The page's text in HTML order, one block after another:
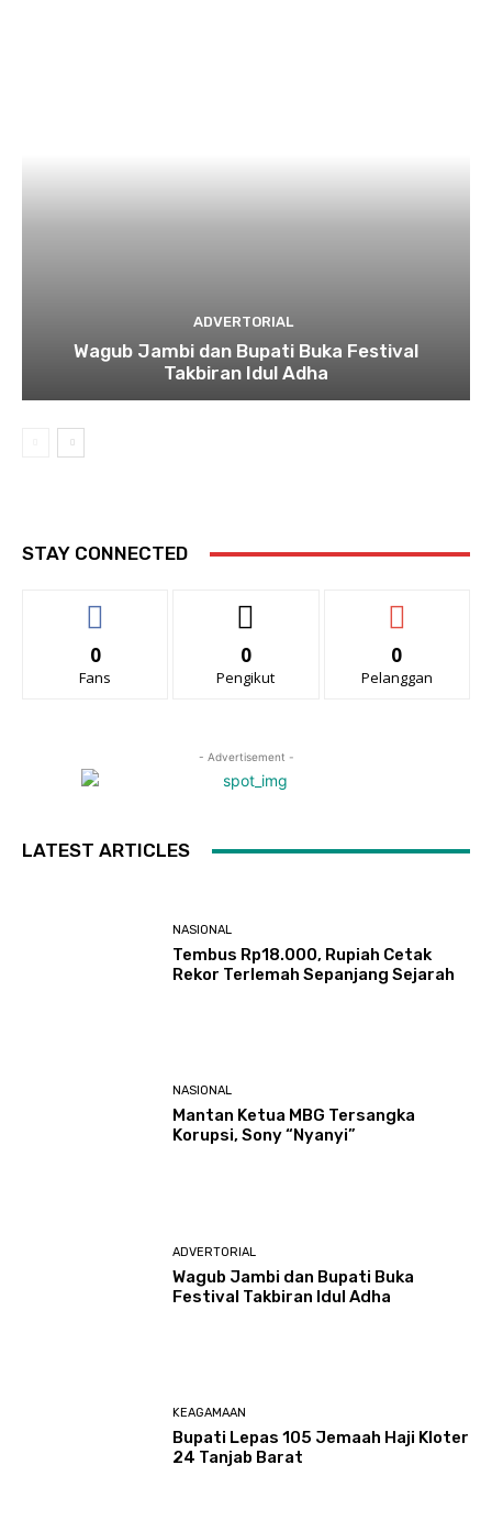
ADVERTORIAL
Wagub Jambi dan Bupati Buka Festival
Takbiran Idul Adha
STAY CONNECTED
0
Fans
0
Pengikut
0
Pelanggan
- Advertisement -
LATEST ARTICLES
NASIONAL
Tembus Rp18.000, Rupiah Cetak
Rekor Terlemah Sepanjang Sejarah
NASIONAL
Mantan Ketua MBG Tersangka
Korupsi, Sony “Nyanyi”
ADVERTORIAL
Wagub Jambi dan Bupati Buka
Festival Takbiran Idul Adha
KEAGAMAAN
Bupati Lepas 105 Jemaah Haji Kloter
24 Tanjab Barat